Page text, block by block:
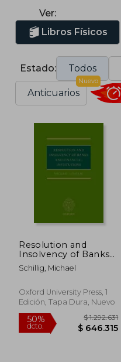
Ver:
Libros Físicos
Estado: Todos
Anticuarios
Nuevo
Resolution and
Insolvency of Banks
and Financial
Institutions (en
Schillig, Michael
Oxford University Press, 1
Edición, Tapa Dura, Nuevo